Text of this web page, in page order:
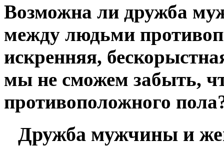
Возможна ли дружба
между людьми
искренняя,
мы не сможем забыть,
противоположного
Дружба мужчины и